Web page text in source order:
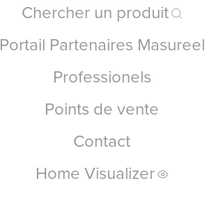
Chercher un produit
Portail Partenaires Masureel
Professionels
Points de vente
Contact
Home Visualizer